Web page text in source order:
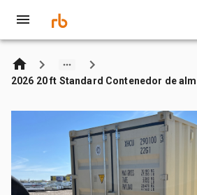
2026 20 ft Standard Contenedor de